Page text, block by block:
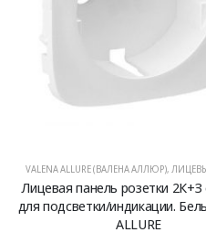
VALENA ALLURE (ВАЛЕНА АЛЛЮР),
Лицевая панель розетки 2К+З
для подсветки/индикации.
ALLURE